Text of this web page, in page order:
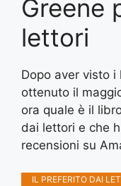
Greene
lettori
Dopo aver visto
ottenuto il
ora quale è il
dai lettori e che
recensioni su
IL PREFERITO DAI